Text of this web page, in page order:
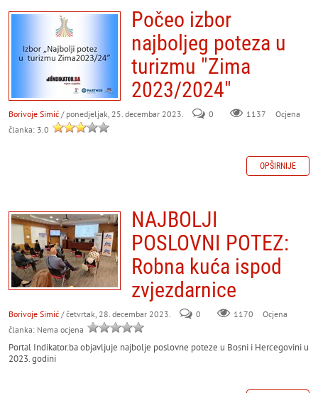
Počeo izbor
najboljeg poteza u
turizmu "Zima
2023/2024"
Borivoje Simić / ponedjeljak, 25. decembar 2023. 0 1137
Ocjena
članka: 3.0
OPŠIRNIJE
NAJBOLJI
POSLOVNI POTEZ:
Robna kuća ispod
zvjezdarnice
Borivoje Simić / četvrtak, 28. decembar 2023. 0 1170
Ocjena
članka: Nema ocjena
Portal Indikator.ba objavljuje najbolje poslovne poteze u Bosni i Hercegovini u
2023. godini